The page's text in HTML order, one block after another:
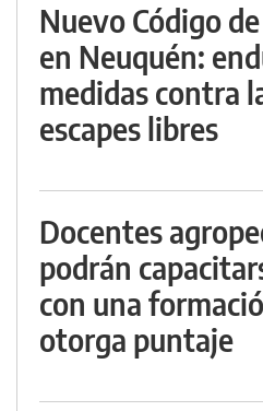
Nuevo Código
en Neuquén:
medidas contra
escapes libres
Docentes
podrán
con una
otorga puntaje